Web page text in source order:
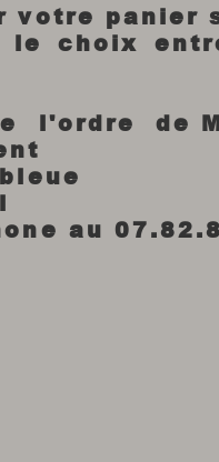
votre panier
le choix
l'ordre de
au